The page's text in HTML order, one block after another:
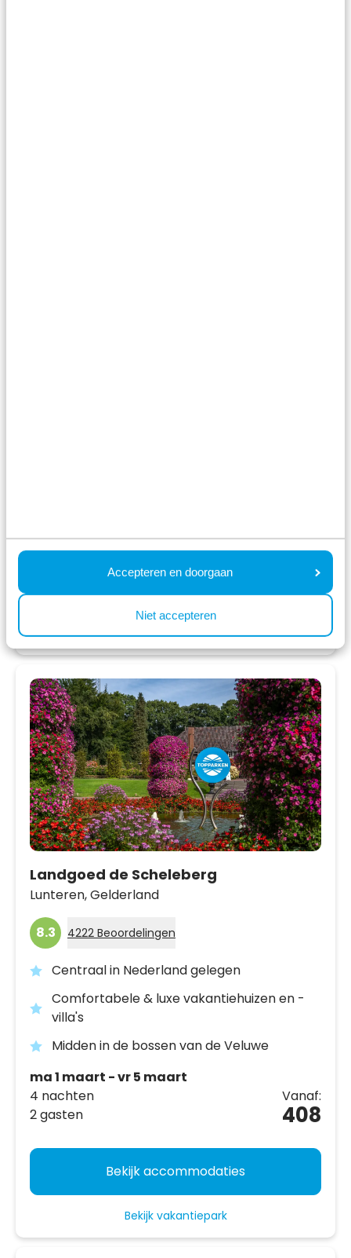
Accepteren en doorgaan
Niet accepteren
385
Bekijk vakantiepark
Landgoed de Scheleberg
Lunteren,Gelderland
8.3 4222 Beoordelingen
Centraal in Nederland gelegen
Comfortabele & luxe vakantiehuizen en -
villa's
Midden in de bossen van de Veluwe
ma 1 maart - vr 5 maart
4 nachten
2 gasten
Vanaf:
408
Bekijk accommodaties
Bekijk vakantiepark